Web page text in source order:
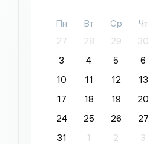
Пн Вт Ср Чт
27
28 29 30
3
4 5 6
10
11 12 13
17
18 19 20
24
25 26 27
31
1 2 3